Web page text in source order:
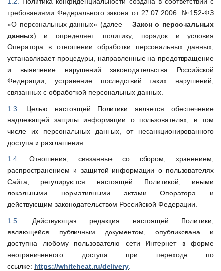
требованиями Федерального закона от 27.07.2006. №152-ФЗ
«О персональных данных» (далее – Закон о персональных
данных) и определяет политику, порядок и условия
Оператора в отношении обработки персональных данных
устанавливает процедуры, направленные на предотвращение
и выявление нарушений законодательства Российской
Федерации, устранение последствий таких нарушений,
связанных с обработкой персональных данных.
1.3. Целью настоящей Политики является обеспечение
надлежащей защиты информации о пользователях, в том
числе их персональных данных, от несанкционированного
доступа и разглашения.
1.4. Отношения, связанные со сбором, хранением,
распространением и защитой информации о пользователях
Сайта, регулируются настоящей Политикой, иными
локальными нормативными актами Оператора и
действующим законодательством Российской Федерации.
1.5. Действующая редакция настоящей Политики,
являющейся публичным документом, опубликована и
доступна любому пользователю сети Интернет в форме
неограниченного доступа при переходе по
ссылке: https://whiteheat.ru/delivery